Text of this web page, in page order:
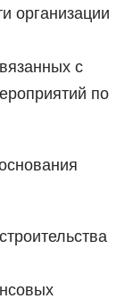
организации
с
по